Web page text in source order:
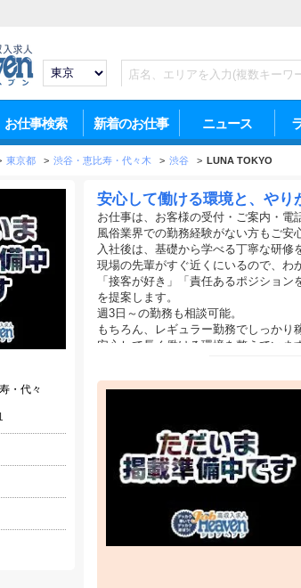
お仕事検索 新着のお仕事 ニュース
東京都 > 渋谷・恵比寿・代々木 > 渋谷 > LUNA TOKYO
・代々
安心して働ける環境と、やり
お仕事は、お客様の受付・ご案内・電
風俗業界での勤務経験がない方もご安
入社後は、基礎から学べる丁寧な研修
現場の先輩がすぐ近くにいるので、わ
「接客が好き」「責任あるポジショ
を提案します。
週3日～の勤務も相談可能。
もちろん、レギュラー勤務でしっかり
安心して長く働ける環境を整えていま